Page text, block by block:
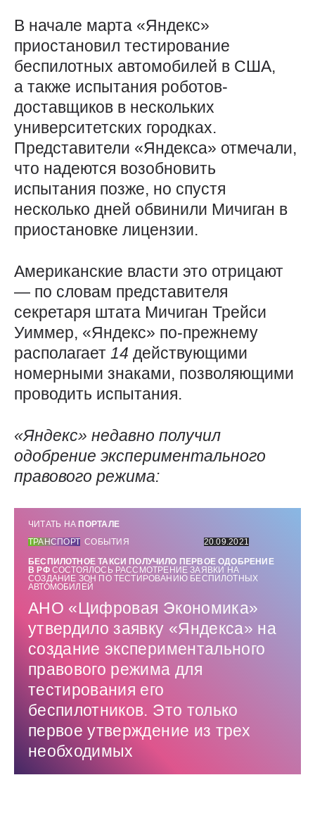
В начале марта «Яндекс»
приостановил тестирование
беспилотных автомобилей в США,
а также испытания роботов-
доставщиков в нескольких
университетских городках.
Представители «Яндекса» отмечали,
что надеются возобновить
испытания позже, но спустя
несколько дней обвинили Мичиган в
приостановке лицензии.
Американские власти это отрицают
— по словам представителя
секретаря штата Мичиган Трейси
Уиммер, «Яндекс» по-прежнему
располагает 14 действующими
номерными знаками, позволяющими
проводить испытания.
«Яндекс» недавно получил
одобрение экспериментального
правового режима:
ЧИТАТЬ НА ПОРТАЛЕ
ТРАНСПОРТ СОБЫТИЯ
20.09.2021
БЕСПИЛОТНОЕ ТАКСИ ПОЛУЧИЛО ПЕРВОЕ ОДОБРЕНИЕ
В РФ СОСТОЯЛОСЬ РАССМОТРЕНИЕ ЗАЯВКИ НА
СОЗДАНИЕ ЗОН ПО ТЕСТИРОВАНИЮ БЕСПИЛОТНЫХ
АВТОМОБИЛЕЙ
АНО «Цифровая Экономика»
утвердило заявку «Яндекса» на
создание экспериментального
правового режима для
тестирования его
беспилотников. Это только
первое утверждение из трех
необходимых